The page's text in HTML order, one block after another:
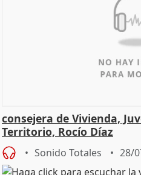
consejera de Vivienda,
Territorio, Rocío Díaz
Sonido Totales 28/